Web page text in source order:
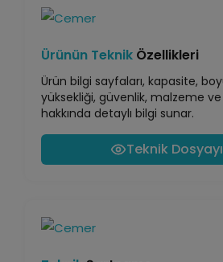
Ürünün Teknik Özellikleri
Ürün bilgi sayfaları, kapasite,
yüksekliği, güvenlik, malzeme
hakkında detaylı bilgi sunar.
Teknik